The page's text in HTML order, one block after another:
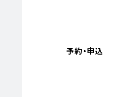
予約・申込